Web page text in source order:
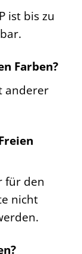
ist bis zu
Farben?
anderer
für den
nicht